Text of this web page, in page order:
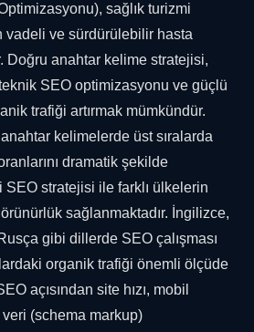
sağlık turizmi
vadeli ve sürdürülebilir hasta
Doğru anahtar kelime stratejisi,
SEO optimizasyonu ve güçlü
trafiği artırmak mümkündür.
kelimelerde üst sıralarda
dramatik şekilde
SEO stratejisi ile farklı ülkelerin
sağlanmaktadır. İngilizce,
gibi dillerde SEO çalışması
organik trafiği önemli ölçüde
açısından site hızı, mobil
(schema markup)